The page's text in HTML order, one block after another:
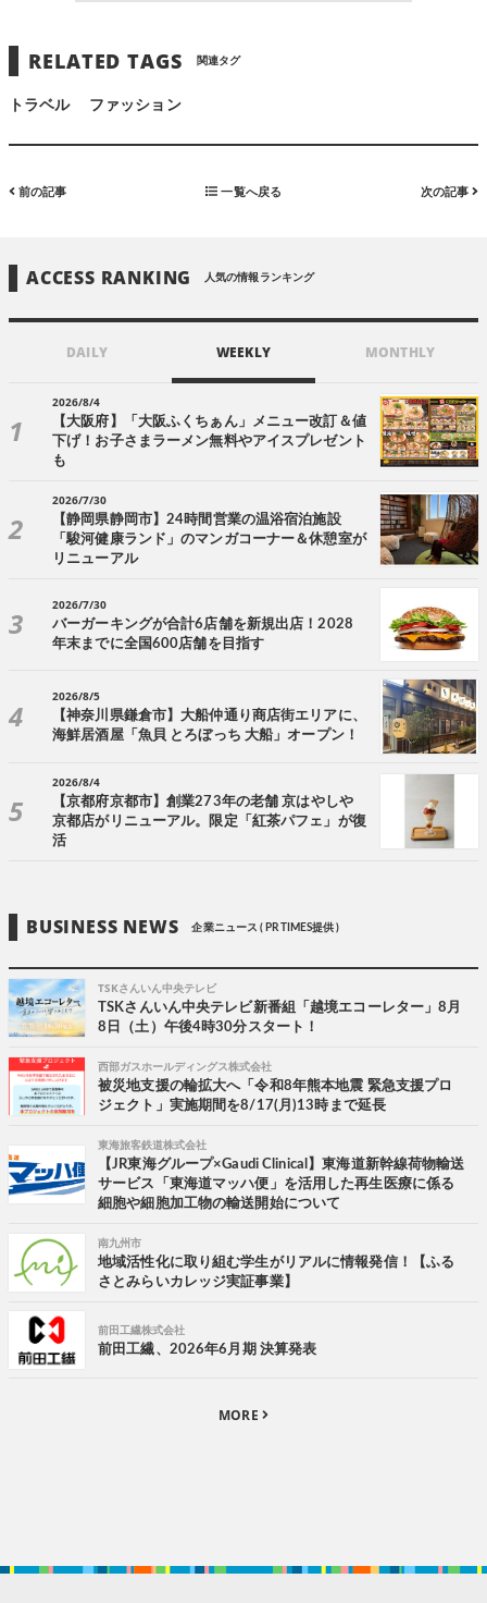
RELATED TAGS 関連タグ
トラベル ファッション
前の記事 一覧へ戻る 次の記事
ACCESS RANKING 人気の情報ランキング
DAILY WEEKLY MONTHLY
2026/8/4
【大阪府】「大阪ふくちぁん」メニュー改訂＆値
下げ！お子さまラーメン無料やアイスプレゼント
も
2026/7/30
【静岡県静岡市】24時間営業の温浴宿泊施設
「駿河健康ランド」のマンガコーナー＆休憩室が
リニューアル
2026/7/30
バーガーキングが合計6店舗を新規出店！2028
年末までに全国600店舗を目指す
2026/8/5
【神奈川県鎌倉市】大船仲通り商店街エリアに、
海鮮居酒屋「魚貝 とろぼっち 大船」オープン！
2026/8/4
【京都府京都市】創業273年の老舗 京はやしや
京都店がリニューアル。限定「紅茶パフェ」が復
活
BUSINESS NEWS 企業ニュース ( PR TIMES提供 )
TSKさんいん中央テレビ
TSKさんいん中央テレビ新番組「越境エコーレター」8月
8日（土）午後4時30分スタート！
西部ガスホールディングス株式会社
被災地支援の輪拡大へ「令和8年熊本地震 緊急支援プロ
ジェクト」実施期間を8/17(月)13時まで延長
東海旅客鉄道株式会社
【JR東海グループ×Gaudi Clinical】東海道新幹線荷物輸送
サービス「東海道マッハ便」を活用した再生医療に係る
細胞や細胞加工物の輸送開始について
南九州市
地域活性化に取り組む学生がリアルに情報発信！【ふる
さとみらいカレッジ実証事業】
前田工繊株式会社
前田工繊、2026年6月期 決算発表
MORE